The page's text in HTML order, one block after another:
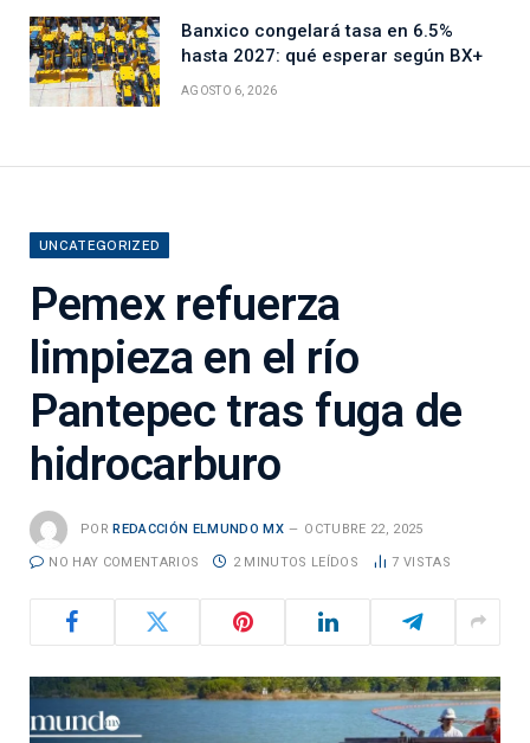
Banxico congelará tasa en 6.5%
hasta 2027: qué esperar según BX+
AGOSTO 6, 2026
UNCATEGORIZED
Pemex refuerza
limpieza en el río
Pantepec tras fuga de
hidrocarburo
POR REDACCIÓN ELMUNDO MX OCTUBRE 22, 2025
NO HAY COMENTARIOS 2 MINUTOS LEÍDOS 7 VISTAS